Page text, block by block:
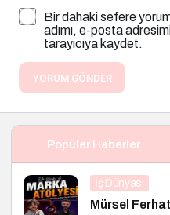
Bir dahaki sefere
adımı, e-posta
tarayıcıya kaydet.
YORUM GÖNDER
Popüler Haberler
İş Dünyası
Mürsel